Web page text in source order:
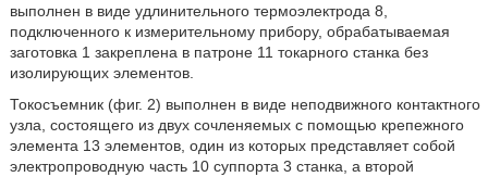
выполнен в виде удлинительного термоэлектрода 8,
подключенного к измерительному прибору, обрабатываемая
заготовка 1 закреплена в патроне 11 токарного станка без
изолирующих элементов.
Токосъемник (фиг. 2) выполнен в виде неподвижного контактного
узла, состоящего из двух сочленяемых с помощью крепежного
элемента 13 элементов, один из которых представляет собой
электропроводную часть 10 суппорта 3 станка, а второй